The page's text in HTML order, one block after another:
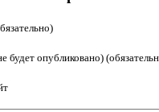
будет опубликовано)